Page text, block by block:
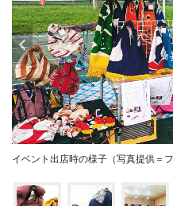
イベント出店時の様子（写真提供＝フ